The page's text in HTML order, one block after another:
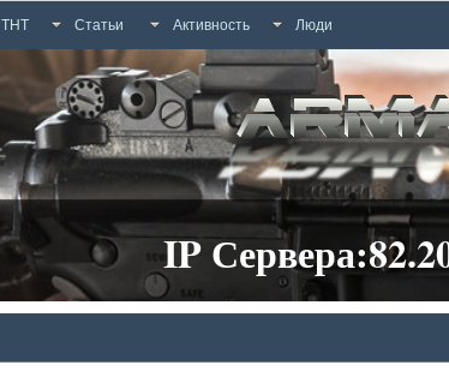
ТНТ Статьи Активность Люди
IP